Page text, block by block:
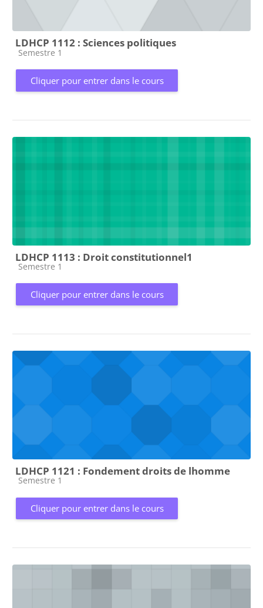
LDHCP 1112 : Sciences politiques
Catégorie de cours
Semestre 1
Cliquer pour entrer dans le cours
LDHCP 1113 : Droit constitutionnel1
Catégorie de cours
Semestre 1
Cliquer pour entrer dans le cours
LDHCP 1121 : Fondement droits de lhomme
Catégorie de cours
Semestre 1
Cliquer pour entrer dans le cours